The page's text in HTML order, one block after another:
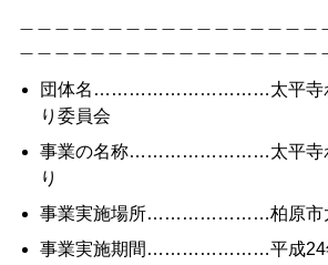
団体名…………………………太平寺わ
り委員会
事業の名称……………………太平寺わ
り
事業実施場所…………………柏原市
事業実施期間…………………平成24